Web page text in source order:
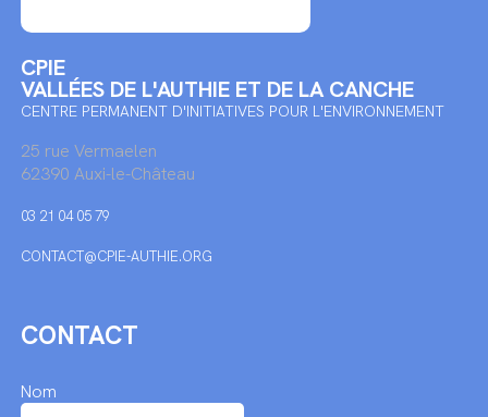
CPIE
VALLÉES DE L'AUTHIE ET DE LA CANCHE
CENTRE PERMANENT D'INITIATIVES POUR L'ENVIRONNEMENT
25 rue Vermaelen
62390 Auxi-le-Château
03 21 04 05 79
CONTACT@CPIE-AUTHIE.ORG
CONTACT
Nom